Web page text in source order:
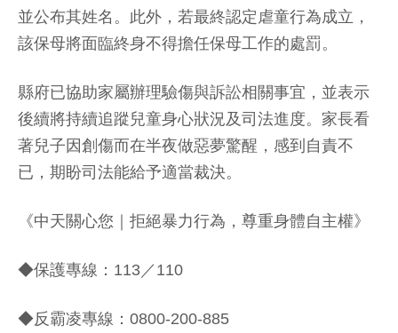
並公布其姓名。此外，若最終認定虐童行為成立，
該保母將面臨終身不得擔任保母工作的處罰。
縣府已協助家屬辦理驗傷與訴訟相關事宜，並表示
後續將持續追蹤兒童身心狀況及司法進度。家長看
著兒子因創傷而在半夜做惡夢驚醒，感到自責不
已，期盼司法能給予適當裁決。
《中天關心您｜拒絕暴力行為，尊重身體自主權》
◆保護專線：113／110
◆反霸凌專線：0800-200-885